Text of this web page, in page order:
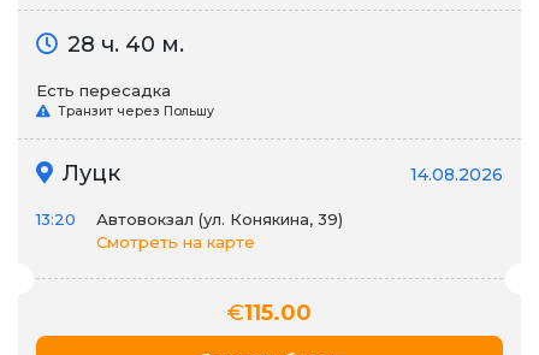
28 ч. 40 м.
Есть пересадка
Транзит через Польшу
Луцк 14.08.2026
13:20
Автовокзал (ул. Конякина, 39)
Смотреть на карте
€115.00